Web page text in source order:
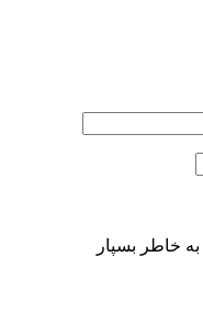
به خاطر بسپار